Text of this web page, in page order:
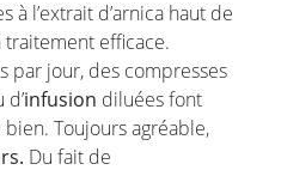
à l’extrait d’arnica haut de
efficace.
par jour, des compresses
d’infusion diluées font
Toujours agréable,
Du fait de